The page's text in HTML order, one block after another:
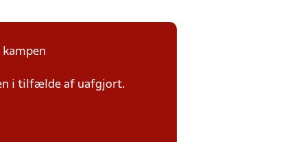
kampen
i tilfælde af uafgjort.